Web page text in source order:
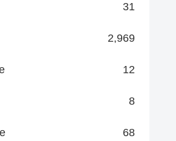
31
2,969
12
8
68